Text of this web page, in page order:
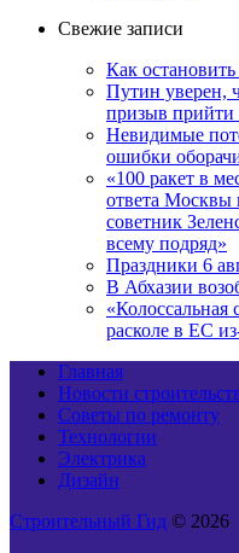
Свежие записи
Как
Путин уверен,
призыв
Невидимые
ошибки
«100 ракет в
ответа
советник
всему подряд»
Праздники 6
В Абхазии
расколе в ЕС
Главная
Новости
Советы по ремонту
Технологии
Электрика
Дизайн
Строительный Гид © 2026